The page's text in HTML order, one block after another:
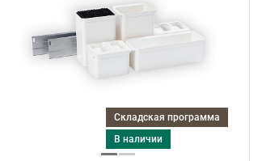
Складская программа
в наличии